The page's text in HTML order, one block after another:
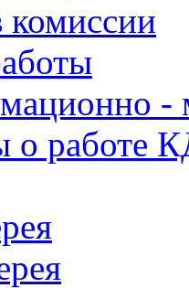
комиссии
-
о работе